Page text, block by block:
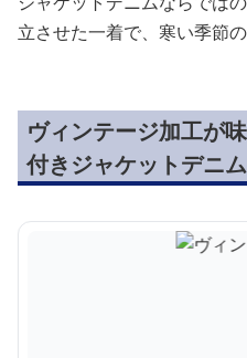
立させた一着で、寒い季節
ヴィンテージ加工が
付きジャケットデニム